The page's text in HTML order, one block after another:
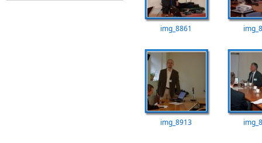
img_8861
img_8913